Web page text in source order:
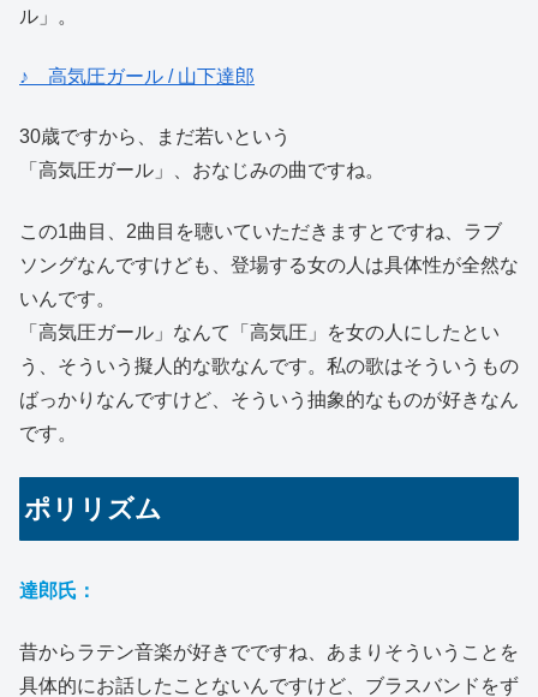
ル」。
♪ 高気圧ガール / 山下達郎
30歳ですから、まだ若いという
「高気圧ガール」、おなじみの曲ですね。
この1曲目、2曲目を聴いていただきますとですね、ラブ
ソングなんですけども、登場する女の人は具体性が全然な
いんです。
「高気圧ガール」なんて「高気圧」を女の人にしたとい
う、そういう擬人的な歌なんです。私の歌はそういうもの
ばっかりなんですけど、そういう抽象的なものが好きなん
です。
ポリリズム
達郎氏：
昔からラテン音楽が好きでですね、あまりそういうことを
具体的にお話したことないんですけど、ブラスバンドをず